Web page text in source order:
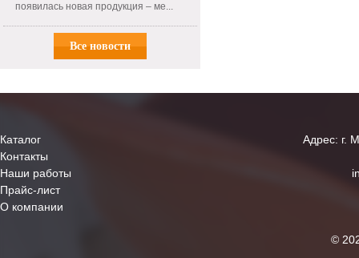
появилась новая продукция – ме...
Все новости
Каталог
Контакты
Наши работы
Прайс-лист
О компании
Адрес: г.
©